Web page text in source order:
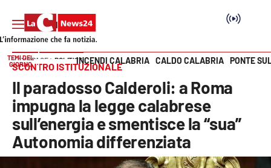
SEZIONI
Cronaca
Politica
Vai
TEMI DEL
GIORNO
INCENDI CALABRIA CALDO CALABRIA PONTE
HOME PAGE POLITICA
SCONTRO ISTITUZIONALE
Il paradosso Calderoli: a Roma
impugna la legge calabrese
sull’energia e smentisce la “sua”
Autonomia differenziata